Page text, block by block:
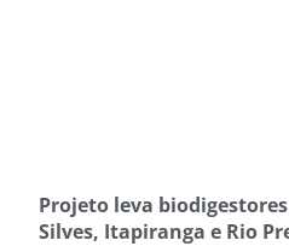
Projeto leva
Silves, Itapiranga e Rio